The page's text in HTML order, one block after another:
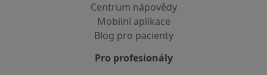
Centrum nápovědy
Mobilní aplikace
Blog pro pacienty
Pro profesionály